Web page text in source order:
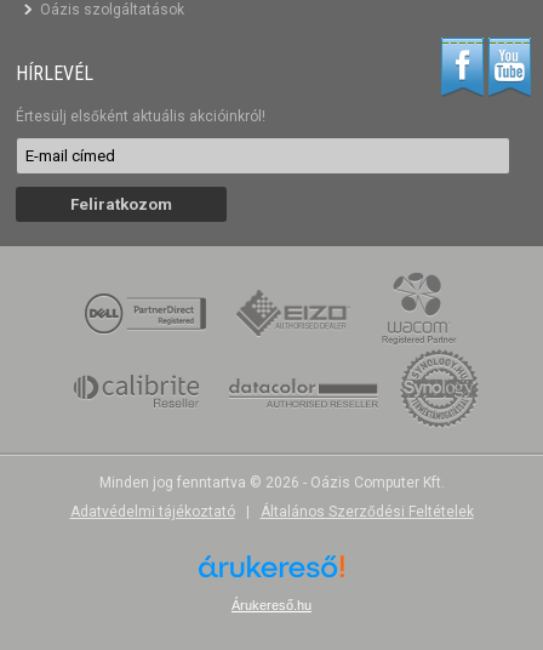
Oázis szolgáltatások
HÍRLEVÉL
Értesülj elsőként aktuális akcióinkról!
Minden jog fenntartva © 2026 - Oázis Computer Kft.
Adatvédelmi tájékoztató
Általános Szerződési Feltételek
Árukereső.hu